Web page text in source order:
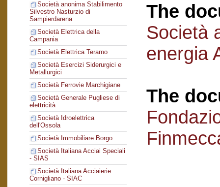
Società anonima Stabilimento
Silvestro Nasturzio di
Sampierdarena
Società Elettrica della
Campania
Società Elettrica Teramo
Società Esercizi Siderurgici e
Metallurgici
Società Ferrovie Marchigiane
Società Generale Pugliese di
elettricità
Società Idroelettrica
dell'Ossola
Società Immobiliare Borgo
Società Italiana Acciai Speciali
- SIAS
Società Italiana Acciaierie
Cornigliano - SIAC
The
Società
energia
The